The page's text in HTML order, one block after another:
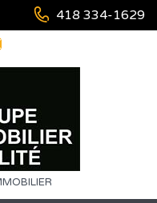
418 334-1629